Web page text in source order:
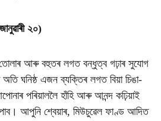
২০)
তোলাৰ আৰু বহুতৰ লগত বন্ধুত্ব গঢ়াৰ সুযোগ
ঘনিষ্ঠ এজন ব্যক্তিৰ লগত বিয়া চিঙা-
পৰিয়াললৈ হাঁহি আৰু আনন্দ কঢ়িয়াই
আপুনি শ্বেয়াৰ, মিউচুৱেল ফাণ্ড আদিত